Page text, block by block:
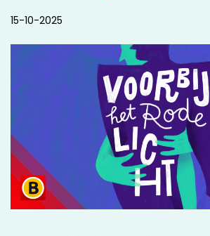
15-10-2025